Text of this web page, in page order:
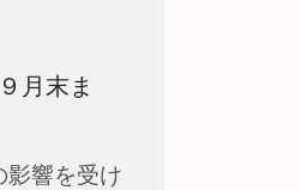
月末ま
響を受け